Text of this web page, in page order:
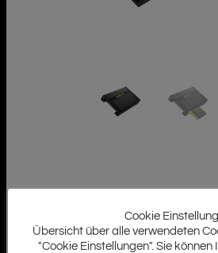
Cookie
Übersicht über alle verwendeten
"Cookie Einstellungen". Sie